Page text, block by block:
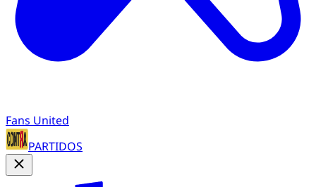
Fans United
PARTIDOS